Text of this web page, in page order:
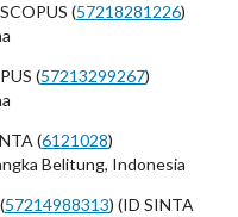
(57218281226)
(57213299267)
(6121028)
Belitung, Indonesia
57214988313) (ID SINTA